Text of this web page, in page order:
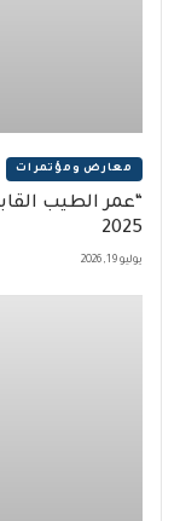
معارض ومؤتمرات
2025
يوليو 19, 2026